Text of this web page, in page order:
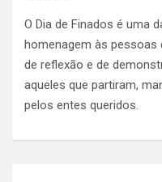
O Dia de Finados é uma
homenagem às pessoas
de reflexão e de
aqueles que partiram,
pelos entes queridos.